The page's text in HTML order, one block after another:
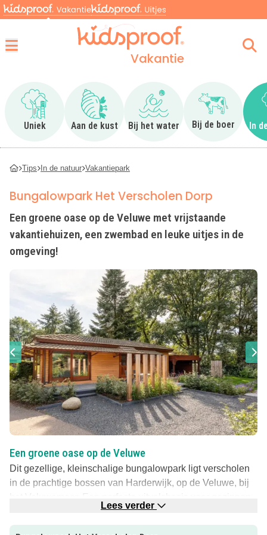
Vakantie
Uniek
Ga naar Uniek
Aan de kust
Ga naar Aan de kust
Bij het water
Ga naar Bij het water
Bij de boer
Ga naar Bij
In
Tips In de natuur Vakantiepark
Bungalowpark Het Verscholen Dorp
Een groene oase op de Veluwe met vrijstaande
vakantiehuizen, een zwembad en leuke uitjes in de
omgeving!
Een groene oase op de Veluwe
Dit gezellige, kleinschalige bungalowpark ligt verscholen
in de prachtige bossen van Harderwijk, op de Veluwe, bij
die houden van natuur, avontuur en gezelligheid. Hier
vakantie vieren betekent even helemaal opladen in het
Lees verder